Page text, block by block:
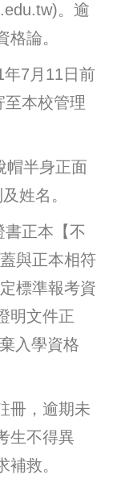
。逾
論。
7月11日前
本校管理
帽半身正面
姓名。
書正本【不
與正本相符
標準報考資
明文件正
入學資格
冊，逾期未
生不得異
救。